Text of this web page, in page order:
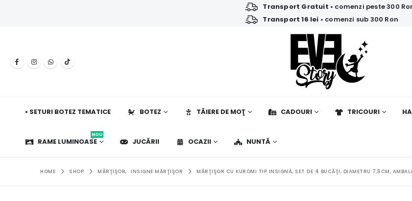
Transport Gratuit • comenzi peste 300
Transport 16 lei • comenzi sub 300 Ron
• SETURI BOTEZ TEMATICE BOTEZ TĂIERE DE MOŢ CADOURI TRICOURI
RAME LUMINOASE
NOU
JUCĂRII OCAZII NUNTĂ
HOME SHOP MĂRŢIŞOR, INSIGNE MĂRŢIŞOR MĂRŢIŞOR CU KUROMI TIP INSIGNĂ, SET DE 4 BUCĂŢI, DIAMETRU 7,5CM,